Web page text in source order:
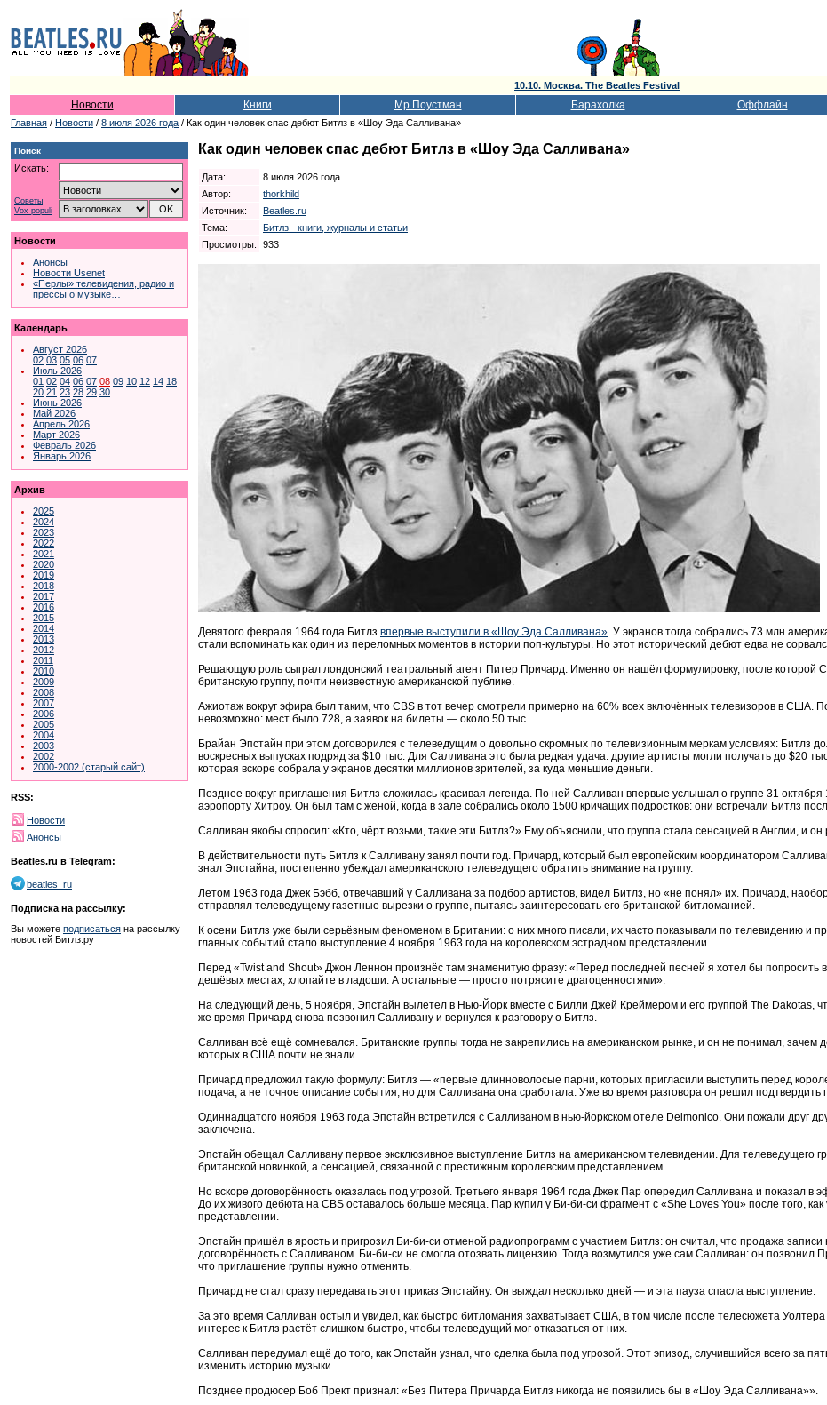
10.10. Москва. The Beatles Festival
Новости Книги Мр.Поустман Барахолка Оффлайн
Главная / Новости / 8 июля 2026 года / Как один человек спас дебют Битлз в «Шоу Эда Салливана»
Поиск
Искать:
Советы
Vox populi
Новости
Анонсы
Новости Usenet
«Перлы» телевидения, радио и
прессы о музыке…
Календарь
Август 2026
02 03 05 06 07
Июль 2026
01 02 04 06 07 08 09 10 12 14 18
20 21 23 28 29 30
Июнь 2026
Май 2026
Апрель 2026
Март 2026
Февраль 2026
Январь 2026
Архив
2025
2024
2023
2022
2021
2020
2019
2018
2017
2016
2015
2014
2013
2012
2011
2010
2009
2008
2007
2006
2005
2004
2003
2002
2000-2002 (старый сайт)
RSS:
Новости
Анонсы
Beatles.ru в Telegram:
beatles_ru
Подписка на рассылку:
Вы можете подписаться на рассылку
новостей Битлз.ру
Как один человек спас дебют Битлз в «Шоу Эда Салливана»
Дата:
8 июля 2026 года
Автор:
thorkhild
Источник:
Beatles.ru
Тема:
Битлз - книги, журналы и статьи
Просмотры:
933
Девятого февраля 1964 года Битлз впервые выступили в «Шоу Эда Салливана» . У экранов тогда собрались 73 млн
стали вспоминать как один из переломных моментов в истории поп-культуры. Но этот исторический дебют едва не
Решающую роль сыграл лондонский театральный агент Питер Причард. Именно он нашёл формулировку, после которой
британскую группу, почти неизвестную американской публике.
Ажиотаж вокруг эфира был таким, что CBS в тот вечер смотрели примерно на 60% всех включённых телевизоров в США.
невозможно: мест было 728, а заявок на билеты — около 50 тыс.
Брайан Эпстайн при этом договорился с телеведущим о довольно скромных по телевизионным меркам условиях: Битлз
воскресных выпусках подряд за $10 тыс. Для Салливана это была редкая удача: другие артисты могли получать до $20
которая вскоре собрала у экранов десятки миллионов зрителей, за куда меньшие деньги.
Позднее вокруг приглашения Битлз сложилась красивая легенда. По ней Салливан впервые услышал о группе 31 октября
аэропорту Хитроу. Он был там с женой, когда в зале собрались около 1500 кричащих подростков: они встречали Битлз
Салливан якобы спросил: «Кто, чёрт возьми, такие эти Битлз?» Ему объяснили, что группа стала сенсацией в Англии, и
В действительности путь Битлз к Салливану занял почти год. Причард, который был европейским координатором
знал Эпстайна, постепенно убеждал американского телеведущего обратить внимание на группу.
Летом 1963 года Джек Бэбб, отвечавший у Салливана за подбор артистов, видел Битлз, но «не понял» их. Причард,
отправлял телеведущему газетные вырезки о группе, пытаясь заинтересовать его британской битломанией.
К осени Битлз уже были серьёзным феноменом в Британии: о них много писали, их часто показывали по телевидению и
главных событий стало выступление 4 ноября 1963 года на королевском эстрадном представлении.
Перед «Twist and Shout» Джон Леннон произнёс там знаменитую фразу: «Перед последней песней я хотел бы попросить
дешёвых местах, хлопайте в ладоши. А остальные — просто потрясите драгоценностями».
На следующий день, 5 ноября, Эпстайн вылетел в Нью-Йорк вместе с Билли Джей Креймером и его группой The Dakotas,
же время Причард снова позвонил Салливану и вернулся к разговору о Битлз.
Салливан всё ещё сомневался. Британские группы тогда не закрепились на американском рынке, и он не понимал, зачем
которых в США почти не знали.
Причард предложил такую формулу: Битлз — «первые длинноволосые парни, которых пригласили выступить перед
подача, а не точное описание события, но для Салливана она сработала. Уже во время разговора он решил подтвердить
Одиннадцатого ноября 1963 года Эпстайн встретился с Салливаном в нью-йоркском отеле Delmonico. Они пожали друг
заключена.
Эпстайн обещал Салливану первое эксклюзивное выступление Битлз на американском телевидении. Для телеведущего
британской новинкой, а сенсацией, связанной с престижным королевским представлением.
Но вскоре договорённость оказалась под угрозой. Третьего января 1964 года Джек Пар опередил Салливана и показал в
До их живого дебюта на CBS оставалось больше месяца. Пар купил у Би-би-си фрагмент с «She Loves You» после того, как
представлении.
Эпстайн пришёл в ярость и пригрозил Би-би-си отменой радиопрограмм с участием Битлз: он считал, что продажа
договорённость с Салливаном. Би-би-си не смогла отозвать лицензию. Тогда возмутился уже сам Салливан: он позвонил
что приглашение группы нужно отменить.
Причард не стал сразу передавать этот приказ Эпстайну. Он выждал несколько дней — и эта пауза спасла выступление.
За это время Салливан остыл и увидел, как быстро битломания захватывает США, в том числе после телесюжета
интерес к Битлз растёт слишком быстро, чтобы телеведущий мог отказаться от них.
Салливан передумал ещё до того, как Эпстайн узнал, что сделка была под угрозой. Этот эпизод, случившийся всего за
изменить историю музыки.
Позднее продюсер Боб Прект признал: «Без Питера Причарда Битлз никогда не появились бы в «Шоу Эда Салливана»».